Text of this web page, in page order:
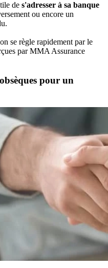
de s'adresser à sa banque
ou encore un
se règle rapidement par le
par MMA Assurance
pour un